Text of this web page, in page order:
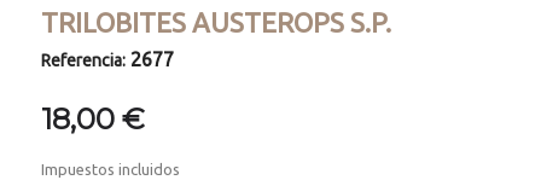
TRILOBITES AUSTEROPS S.P.
Referencia: 2677
18,00 €
Impuestos incluidos